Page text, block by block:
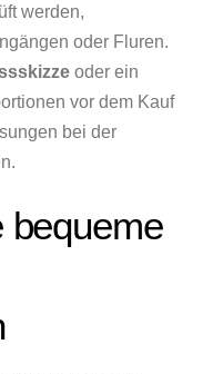
werden,
oder Fluren.
oder ein
vor dem Kauf
bei der
bequeme